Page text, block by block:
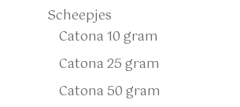
Scheepjes
Catona 10 gram
Catona 25 gram
Catona 50 gram